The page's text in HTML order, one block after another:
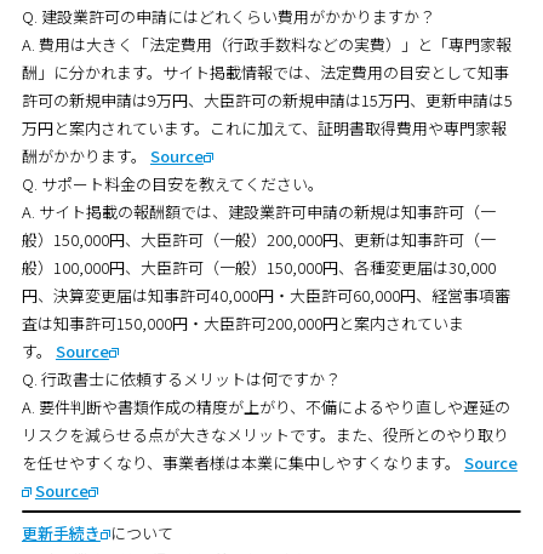
Q. 建設業許可の申請にはどれくらい費用がかかりますか？
A. 費用は大きく「法定費用（行政手数料などの実費）」と「専門家報
酬」に分かれます。サイト掲載情報では、法定費用の目安として知事
許可の新規申請は9万円、大臣許可の新規申請は15万円、更新申請は5
万円と案内されています。これに加えて、証明書取得費用や専門家報
酬がかかります。 Source
Q. サポート料金の目安を教えてください。
A. サイト掲載の報酬額では、建設業許可申請の新規は知事許可（一
般）150,000円、大臣許可（一般）200,000円、更新は知事許可（一
般）100,000円、大臣許可（一般）150,000円、各種変更届は30,000
円、決算変更届は知事許可40,000円・大臣許可60,000円、経営事項審
査は知事許可150,000円・大臣許可200,000円と案内されていま
す。 Source
Q. 行政書士に依頼するメリットは何ですか？
A. 要件判断や書類作成の精度が上がり、不備によるやり直しや遅延の
リスクを減らせる点が大きなメリットです。また、役所とのやり取り
を任せやすくなり、事業者様は本業に集中しやすくなります。 Source
Source
更新手続き について